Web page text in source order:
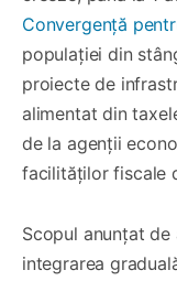
Convergență
populației din
proiecte de
alimentat din
de la agenții
facilităților fiscale
Scopul anunțat
integrarea